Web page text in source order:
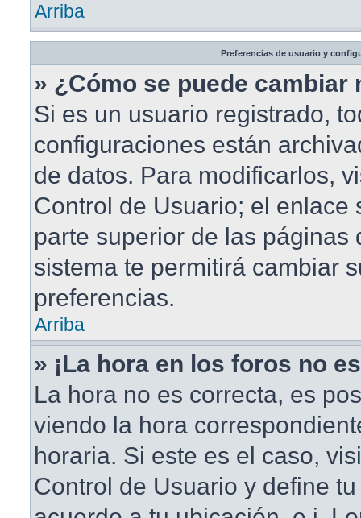
Arriba
Preferencias de usuario y
» ¿Cómo se puede
Si es un usuario registrado,
configuraciones están
de datos. Para modificarlos,
Control de Usuario; el enlace
parte superior de las páginas
sistema te permitirá cambiar
preferencias.
Arriba
» ¡La hora en los foros no
La hora no es correcta, es
viendo la hora
horaria. Si este es el caso,
Control de Usuario y define